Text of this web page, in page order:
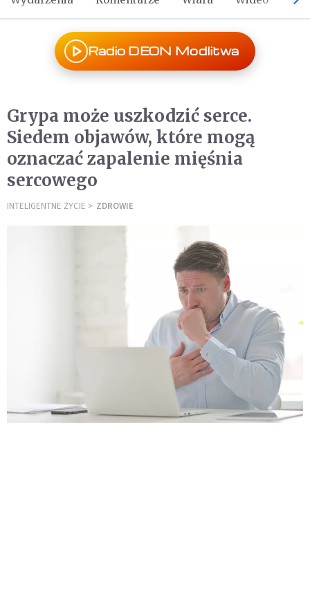
Radio DEON Modlitwa
Grypa może uszkodzić serce.
Siedem objawów, które mogą
oznaczać zapalenie mięśnia
sercowego
INTELIGENTNE ŻYCIE ZDROWIE